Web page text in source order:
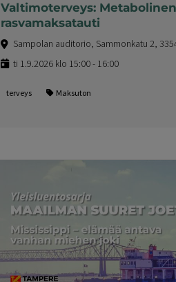
Valtimoterveys: Metabolinen
rasvamaksatauti
Sampolan auditorio, Sammonkatu 2,
ti 1.9.2026 klo 15:00 - 16:00
terveys Maksuton